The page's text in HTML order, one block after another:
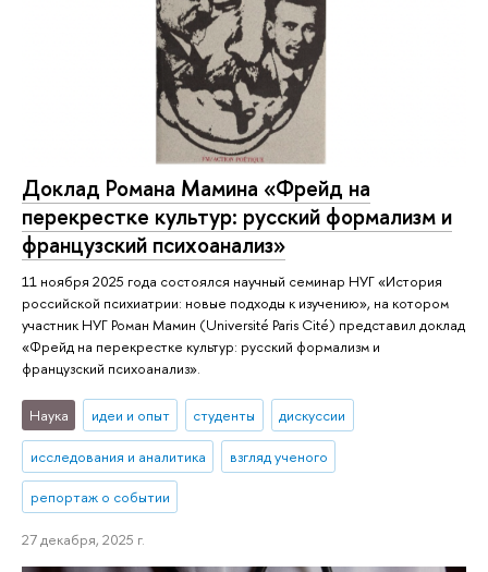
Доклад Романа Мамина «Фрейд на
перекрестке культур: русский формализм и
французский психоанализ»
11 ноября 2025 года состоялся научный семинар НУГ «История
российской психиатрии: новые подходы к изучению», на котором
участник НУГ Роман Мамин (Université Paris Cité) представил доклад
«Фрейд на перекрестке культур: русский формализм и
французский психоанализ».
Наука идеи и опыт студенты дискуссии
исследования и аналитика взгляд ученого
репортаж о событии
27 декабря, 2025 г.